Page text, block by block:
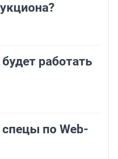
работать
по Web-